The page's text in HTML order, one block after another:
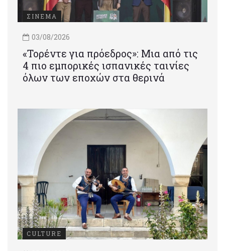
ΣΙΝΕΜΑ
03/08/2026
«Τορέντε για πρόεδρος»: Mια από τις
4 πιο εμπορικές ισπανικές ταινίες
όλων των εποχών στα θερινά
CULTURE